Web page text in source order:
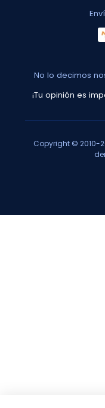
No lo decimos
¡Tu opinión es
Copyright © 2010-